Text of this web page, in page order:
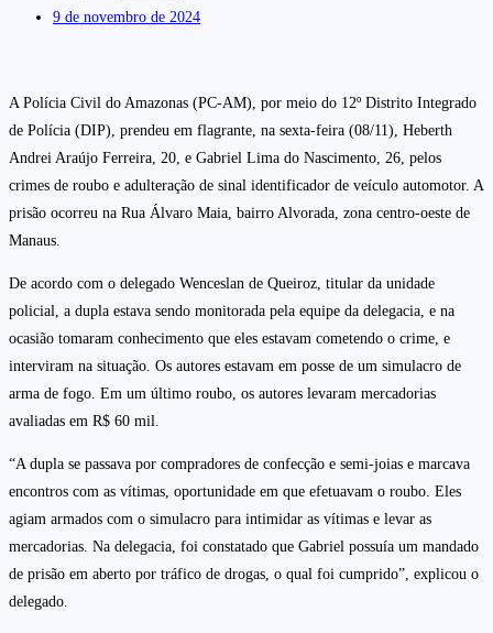
9 de novembro de 2024
A Polícia Civil do Amazonas (PC-AM), por meio do 12º Distrito Integrado
de Polícia (DIP), prendeu em flagrante, na sexta-feira (08/11), Heberth
Andrei Araújo Ferreira, 20, e Gabriel Lima do Nascimento, 26, pelos
crimes de roubo e adulteração de sinal identificador de veículo automotor. A
prisão ocorreu na Rua Álvaro Maia, bairro Alvorada, zona centro-oeste de
Manaus.
De acordo com o delegado Wenceslan de Queiroz, titular da unidade
policial, a dupla estava sendo monitorada pela equipe da delegacia, e na
ocasião tomaram conhecimento que eles estavam cometendo o crime, e
interviram na situação. Os autores estavam em posse de um simulacro de
arma de fogo. Em um último roubo, os autores levaram mercadorias
avaliadas em R$ 60 mil.
“A dupla se passava por compradores de confecção e semi-joias e marcava
encontros com as vítimas, oportunidade em que efetuavam o roubo. Eles
agiam armados com o simulacro para intimidar as vítimas e levar as
mercadorias. Na delegacia, foi constatado que Gabriel possuía um mandado
de prisão em aberto por tráfico de drogas, o qual foi cumprido”, explicou o
delegado.